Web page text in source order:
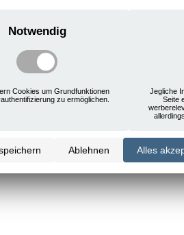
Notwendig
Cookies um Grundfunktionen
zu ermöglichen.
Jegliche
Seite
Ablehnen Alles